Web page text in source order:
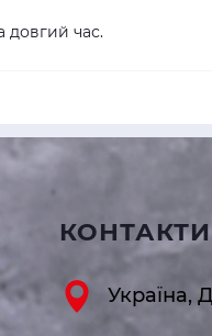
довгий час.
КОНТАКТИ
Україна,